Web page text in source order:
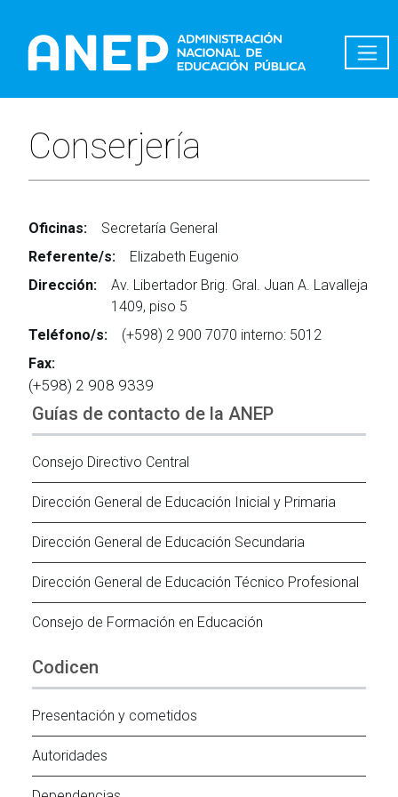
Conserjería
Oficinas:
Secretaría General
Referente/s:
Elizabeth Eugenio
Dirección:
Av. Libertador Brig. Gral. Juan A. Lavalleja
1409, piso 5
Teléfono/s:
(+598) 2 900 7070 interno: 5012
Fax:
(+598) 2 908 9339
Guías de contacto de la ANEP
Consejo Directivo Central
Dirección General de Educación Inicial y Primaria
Dirección General de Educación Secundaria
Dirección General de Educación Técnico Profesional
Consejo de Formación en Educación
Codicen
Presentación y cometidos
Autoridades